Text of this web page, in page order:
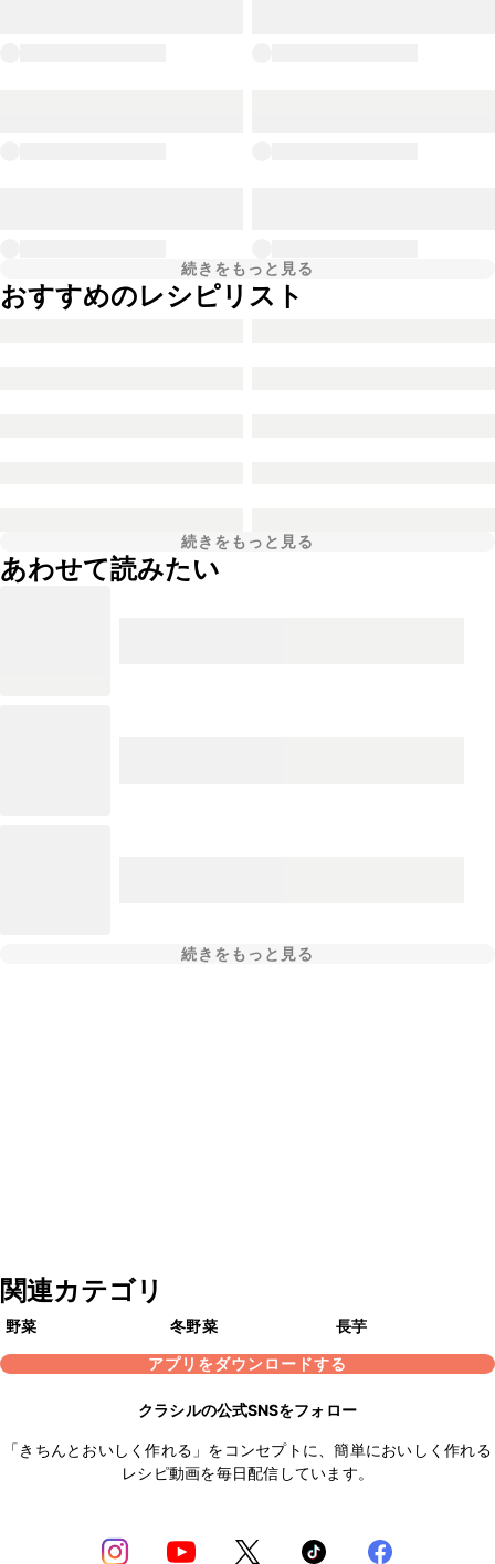
続きをもっと見る
おすすめのレシピリスト
続きをもっと見る
あわせて読みたい
続きをもっと見る
関連カテゴリ
野菜 冬野菜
長芋
アプリをダウンロードする
クラシルの公式SNSをフォロー
「きちんとおいしく作れる」をコンセプトに、簡単においしく作れる
レシピ動画を毎日配信しています。